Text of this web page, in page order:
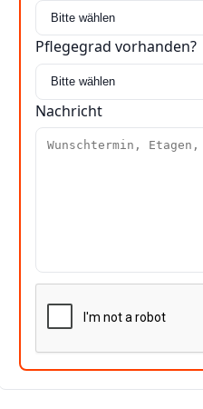
Pflegegrad vorhanden?
Nachricht